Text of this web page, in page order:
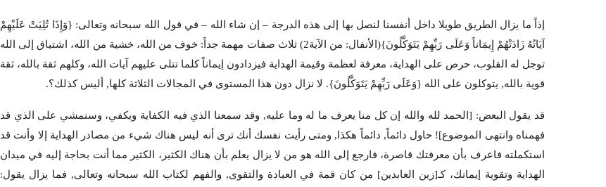
إذاً ما يزال الطريق طويلا داخل أنفسنا لنصل بها إلى هذه الدرجة – إن شاء الله – في قول الله سبحانه وتعالى: {وَإِذَا تُلِيَتْ عَلَيْهِمْ
آيَاتُهُ زَادَتْهُمْ إِيمَاناً وَعَلَى رَبِّهِمْ يَتَوَكَّلُونَ}(الأنفال: من الآية2) ثلاث صفات مهمة جداً: خوف من الله، خشية من الله، اشتياق إلى الله
توجل له القلوب، حرص على الهداية، معرفة لعظمة وقيمة الهداية فيزدادون إيماناً كلما تتلى عليهم آيات الله، وكلهم ثقة بالله، ثقة
قوية بالله, يتوكلون على الله {وَعَلَى رَبِّهِمْ يَتَوَكَّلُونَ}. لا نزال دون هذا المستوى في المجالات الثلاثة كلها, أليس كذلك؟.
قد يقول البعض: [الحمد لله والله إن كل منا يعرف ما له وما عليه, وقد سمعنا الذي فيه الكفاية ويكفي، وسنمشي على الذي قد
فهمناه وانتهى الموضوع]! حاول دائماً, دائماً هكذا, ومتى رأيت نفسك أنك ترى أنه ليس هناك شيء من مصادر الهداية إلا وأنت قد
استكملته فاعرف بأن معرفتك قاصرة، فارجع إلى الله هو من لا يزال يعلم بأن هناك الكثير، الكثير مما أنت بحاجة إليه في ميدان
الهداية وتقوية إيمانك، كـ[زين العابدين] من كان قمة في العبادة والتقوى, والفهم لكتاب الله سبحانه وتعالى, فما يزال يقول: